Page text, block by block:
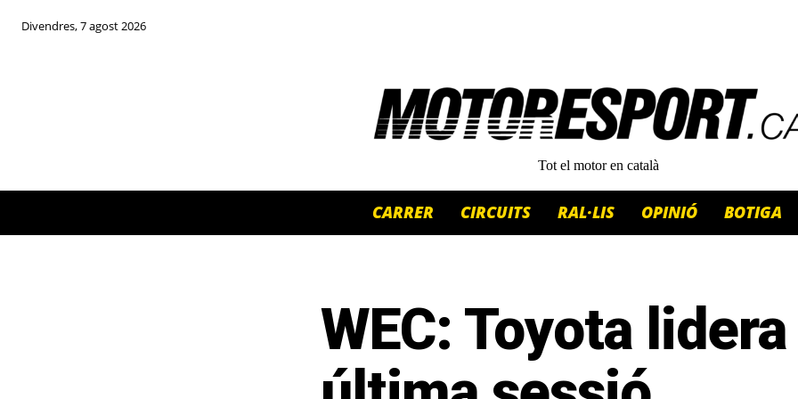
Divendres, 7 agost 2026
Tot el motor en català
CARRER CIRCUITS RAL·LIS OPINIÓ BOTIGA
WEC: Toyota